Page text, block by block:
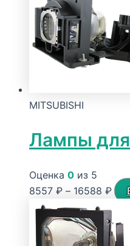
MITSUBISHI
Лампы для
Оценка 0 из 5
8557 ₽ – 16588 ₽
–